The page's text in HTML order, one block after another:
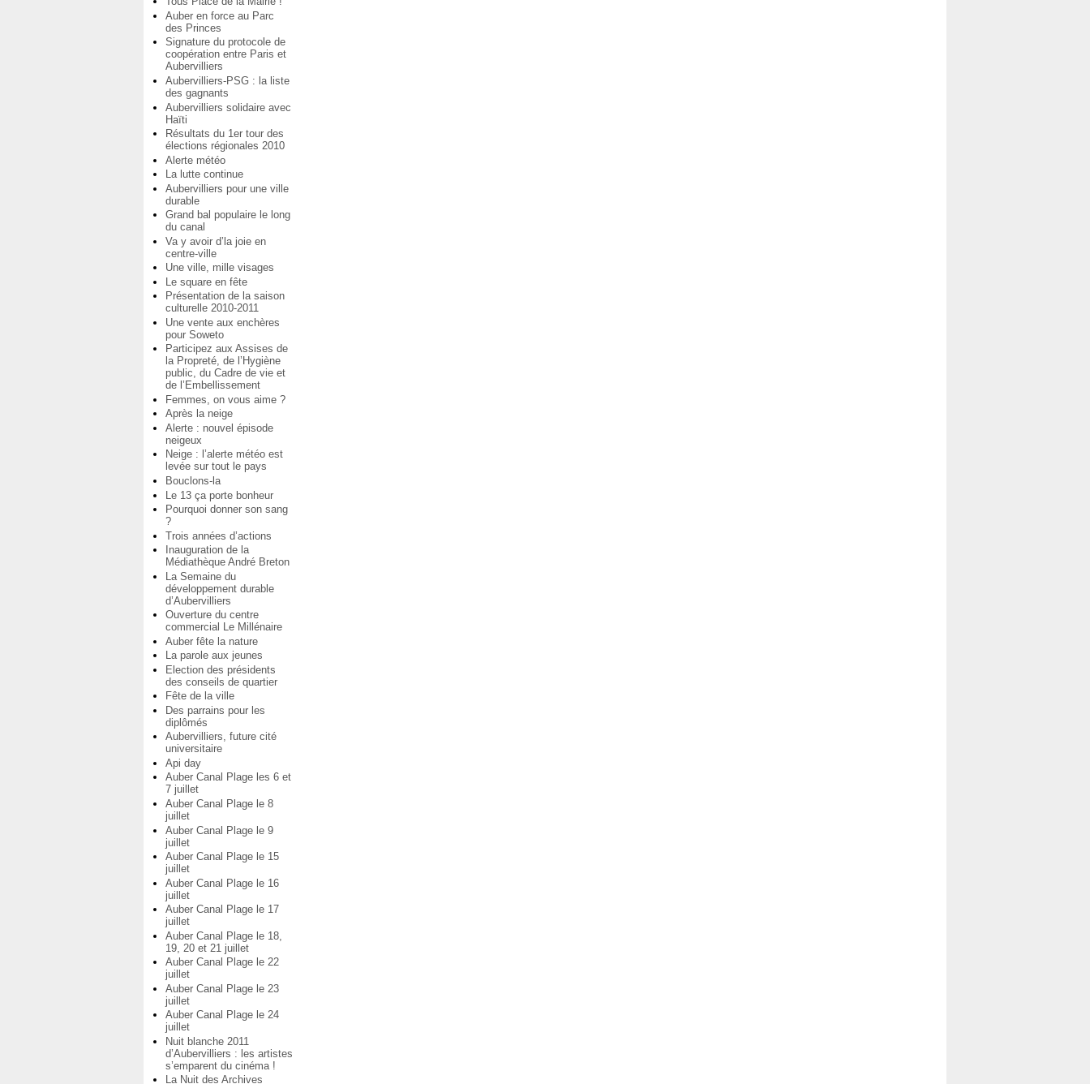
Auber en force au Parc
des Princes
Signature du protocole de
coopération entre Paris et
Aubervilliers
Aubervilliers-PSG : la liste
des gagnants
Aubervilliers solidaire avec
Haïti
Résultats du 1er tour des
élections régionales 2010
Alerte météo
La lutte continue
Aubervilliers pour une ville
durable
Grand bal populaire le long
du canal
Va y avoir d’la joie en
centre-ville
Une ville, mille visages
Le square en fête
Présentation de la saison
culturelle 2010-2011
Une vente aux enchères
pour Soweto
Participez aux Assises de
la Propreté, de l’Hygiène
public, du Cadre de vie et
de l’Embellissement
Femmes, on vous aime ?
Après la neige
Alerte : nouvel épisode
neigeux
Neige : l’alerte météo est
levée sur tout le pays
Bouclons-la
Le 13 ça porte bonheur
Pourquoi donner son sang
?
Trois années d’actions
Inauguration de la
Médiathèque André Breton
La Semaine du
développement durable
d’Aubervilliers
Ouverture du centre
commercial Le Millénaire
Auber fête la nature
La parole aux jeunes
Election des présidents
des conseils de quartier
Fête de la ville
Des parrains pour les
diplômés
Aubervilliers, future cité
universitaire
Api day
Auber Canal Plage les 6 et
7 juillet
Auber Canal Plage le 8
juillet
Auber Canal Plage le 9
juillet
Auber Canal Plage le 15
juillet
Auber Canal Plage le 16
juillet
Auber Canal Plage le 17
juillet
Auber Canal Plage le 18,
19, 20 et 21 juillet
Auber Canal Plage le 22
juillet
Auber Canal Plage le 23
juillet
Auber Canal Plage le 24
juillet
Nuit blanche 2011
d’Aubervilliers : les artistes
s’emparent du cinéma !
La Nuit des Archives